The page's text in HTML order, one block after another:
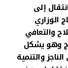
إلى
الوزاري
والتعافي
وهو يشكل
والتنمية